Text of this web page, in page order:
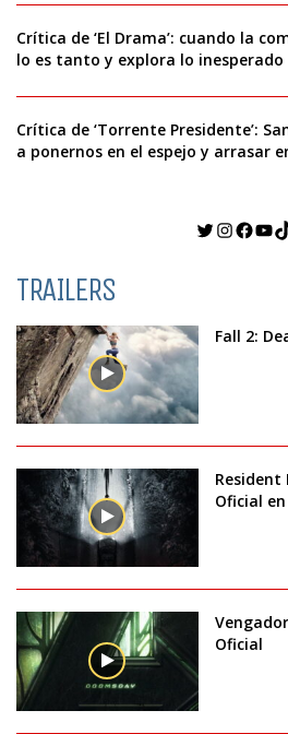
Crítica de ‘El Drama’: cuando la
lo es tanto y explora lo inesperado
Crítica de ‘Torrente Presidente’:
a ponernos en el espejo y arrasar
Twitter
TRAILERS
Fall 2:
Oficial
Oficial